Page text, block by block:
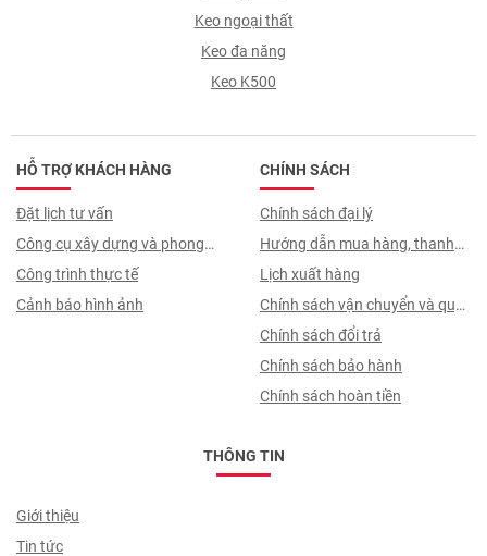
Keo ngoại thất
Keo đa năng
Keo K500
HỖ TRỢ KHÁCH HÀNG
Đặt lịch tư vấn
Công cụ xây dựng và phong
thuỷ
Công trình thực tế
Cảnh báo hình ảnh
CHÍNH SÁCH
Chính sách đại lý
Hướng dẫn mua hàng, thanh
toán, quy trình ký hợp đồng
Lịch xuất hàng
Chính sách vận chuyển và quy
trình giao nhận
Chính sách đổi trả
Chính sách bảo hành
Chính sách hoàn tiền
THÔNG TIN
Giới thiệu
Tin tức